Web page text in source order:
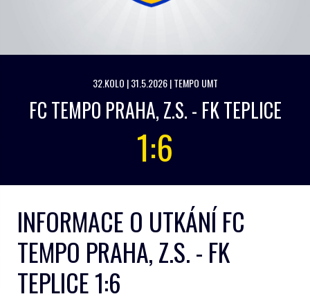
32.KOLO | 31.5.2026 | TEMPO UMT
FC TEMPO PRAHA, Z.S. - FK TEPLICE
1:6
INFORMACE O UTKÁNÍ FC
TEMPO PRAHA, Z.S. - FK
TEPLICE 1:6